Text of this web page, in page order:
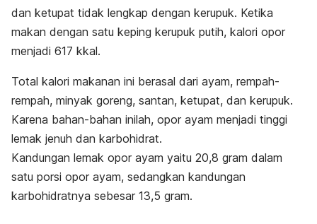
dan ketupat tidak lengkap dengan kerupuk. Ketika
makan dengan satu keping kerupuk putih, kalori opor
menjadi 617 kkal.
Total kalori makanan ini berasal dari ayam, rempah-
rempah, minyak goreng, santan, ketupat, dan kerupuk.
Karena bahan-bahan inilah, opor ayam menjadi tinggi
lemak jenuh dan karbohidrat.
Kandungan lemak opor ayam yaitu 20,8 gram dalam
satu porsi opor ayam, sedangkan kandungan
karbohidratnya sebesar 13,5 gram.